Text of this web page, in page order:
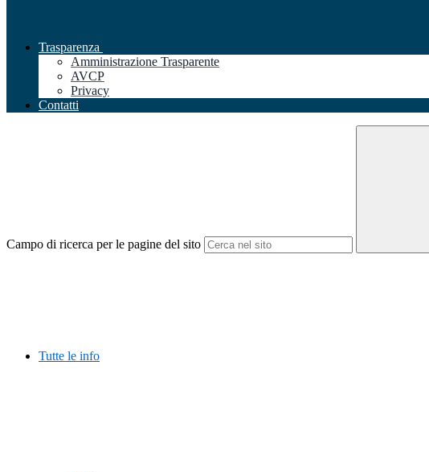
Trasparenza
Amministrazione Trasparente
AVCP
Privacy
Contatti
Campo di ricerca per le pagine del sito
Tutte le info